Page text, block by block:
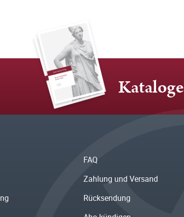
Kataloge
FAQ
Zahlung und Versand
Rücksendung